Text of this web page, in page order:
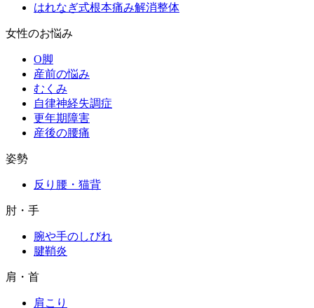
はれなぎ式根本痛み解消整体
女性のお悩み
O脚
産前の悩み
むくみ
自律神経失調症
更年期障害
産後の腰痛
姿勢
反り腰・猫背
肘・手
腕や手のしびれ
腱鞘炎
肩・首
肩こり